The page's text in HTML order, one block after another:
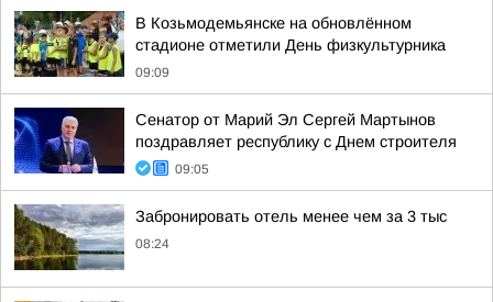
В Козьмодемьянске на обновлённом
стадионе отметили День физкультурника
09:09
Сенатор от Марий Эл Сергей Мартынов
поздравляет республику с Днем строителя
09:05
Забронировать отель менее чем за 3 тыс
08:24